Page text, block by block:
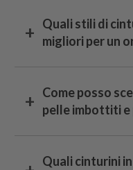
Quali stili di
migliori per un
Come posso
pelle imbottiti e
Quali cinturini